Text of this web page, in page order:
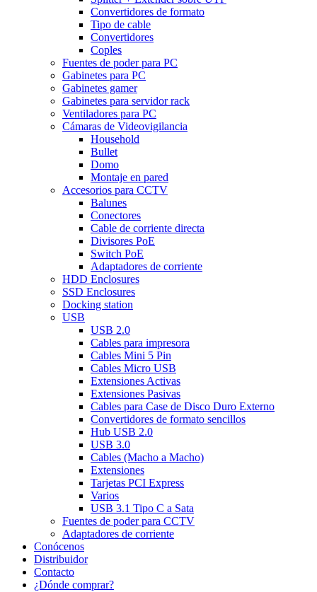
Convertidores de formato
Tipo de cable
Convertidores
Coples
Fuentes de poder para PC
Gabinetes para PC
Gabinetes gamer
Gabinetes para servidor rack
Ventiladores para PC
Cámaras de Videovigilancia
Household
Bullet
Domo
Montaje en pared
Accesorios para CCTV
Balunes
Conectores
Cable de corriente directa
Divisores PoE
Switch PoE
Adaptadores de corriente
HDD Enclosures
SSD Enclosures
Docking station
USB
USB 2.0
Cables para impresora
Cables Mini 5 Pin
Cables Micro USB
Extensiones Activas
Extensiones Pasivas
Cables para Case de Disco Duro Externo
Convertidores de formato sencillos
Hub USB 2.0
USB 3.0
Cables (Macho a Macho)
Extensiones
Tarjetas PCI Express
Varios
USB 3.1 Tipo C a Sata
Fuentes de poder para CCTV
Adaptadores de corriente
Conócenos
Distribuidor
Contacto
¿Dónde comprar?